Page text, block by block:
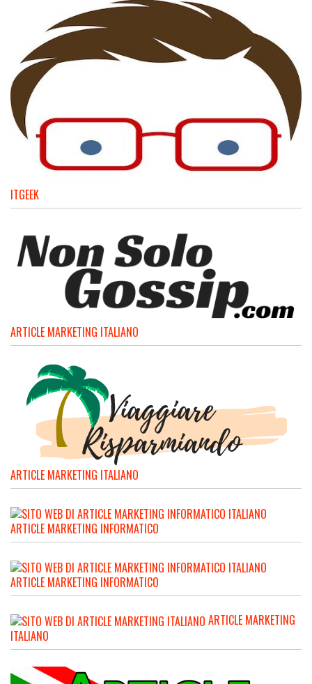
ITGEEK
ARTICLE MARKETING ITALIANO
ARTICLE MARKETING ITALIANO
ARTICLE MARKETING INFORMATICO
ARTICLE MARKETING INFORMATICO
ARTICLE MARKETING
ITALIANO